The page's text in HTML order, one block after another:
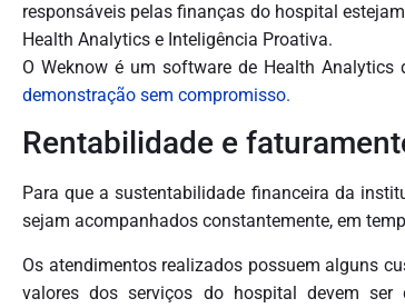
responsáveis pelas finanças do hospital
Health Analytics e Inteligência Proativa.
O Weknow é um software de Health
demonstração sem compromisso.
Rentabilidade e
Para que a sustentabilidade financeira da
sejam acompanhados constantemente, em
Os atendimentos realizados possuem alguns
valores dos serviços do hospital devem